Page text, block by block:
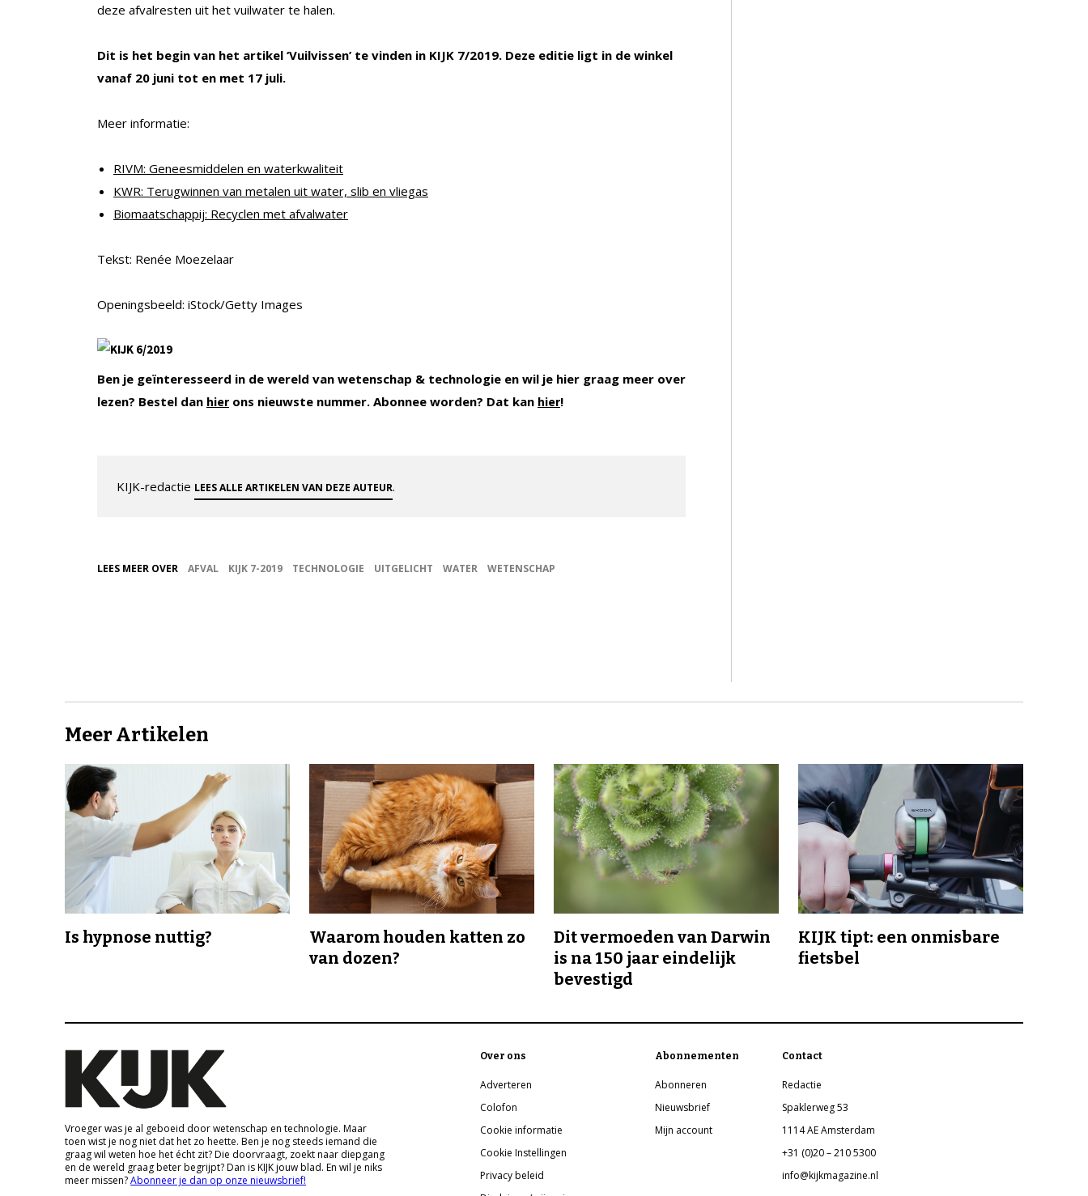
deze afvalresten uit het vuilwater te halen.
Dit is het begin van het artikel ‘Vuilvissen’ te vinden in KIJK 7/2019. Deze editie ligt in de winkel
vanaf 20 juni tot en met 17 juli.
Meer informatie:
RIVM: Geneesmiddelen en waterkwaliteit
KWR: Terugwinnen van metalen uit water, slib en vliegas
Biomaatschappij: Recyclen met afvalwater
Tekst: Renée Moezelaar
Openingsbeeld: iStock/Getty Images
Ben je geïnteresseerd in de wereld van wetenschap & technologie en wil je hier graag meer over
lezen? Bestel dan hier ons nieuwste nummer. Abonnee worden? Dat kan hier!
KIJK-redactie LEES ALLE ARTIKELEN VAN DEZE AUTEUR.
LEES MEER OVER AFVAL KIJK 7-2019 TECHNOLOGIE UITGELICHT WATER WETENSCHAP
Meer Artikelen
Is hypnose nuttig?
Waarom houden katten zo
van dozen?
Dit vermoeden van Darwin
is na 150 jaar eindelijk
bevestigd
KIJK tipt: een onmisbare
fietsbel
Vroeger was je al geboeid door wetenschap en technologie. Maar
toen wist je nog niet dat het zo heette. Ben je nog steeds iemand die
graag wil weten hoe het écht zit? Die doorvraagt, zoekt naar diepgang
en de wereld graag beter begrijpt? Dan is KIJK jouw blad. En wil je niks
meer missen?Abonneer je dan op onze nieuwsbrief!
Over ons
Adverteren
Colofon
Cookie informatie
Cookie Instellingen
Privacy beleid
Abonnementen
Abonneren
Nieuwsbrief
Mijn account
Contact
Redactie
Spaklerweg 53
1114 AE Amsterdam
+31 (0)20 – 210 5300
info@kijkmagazine.nl